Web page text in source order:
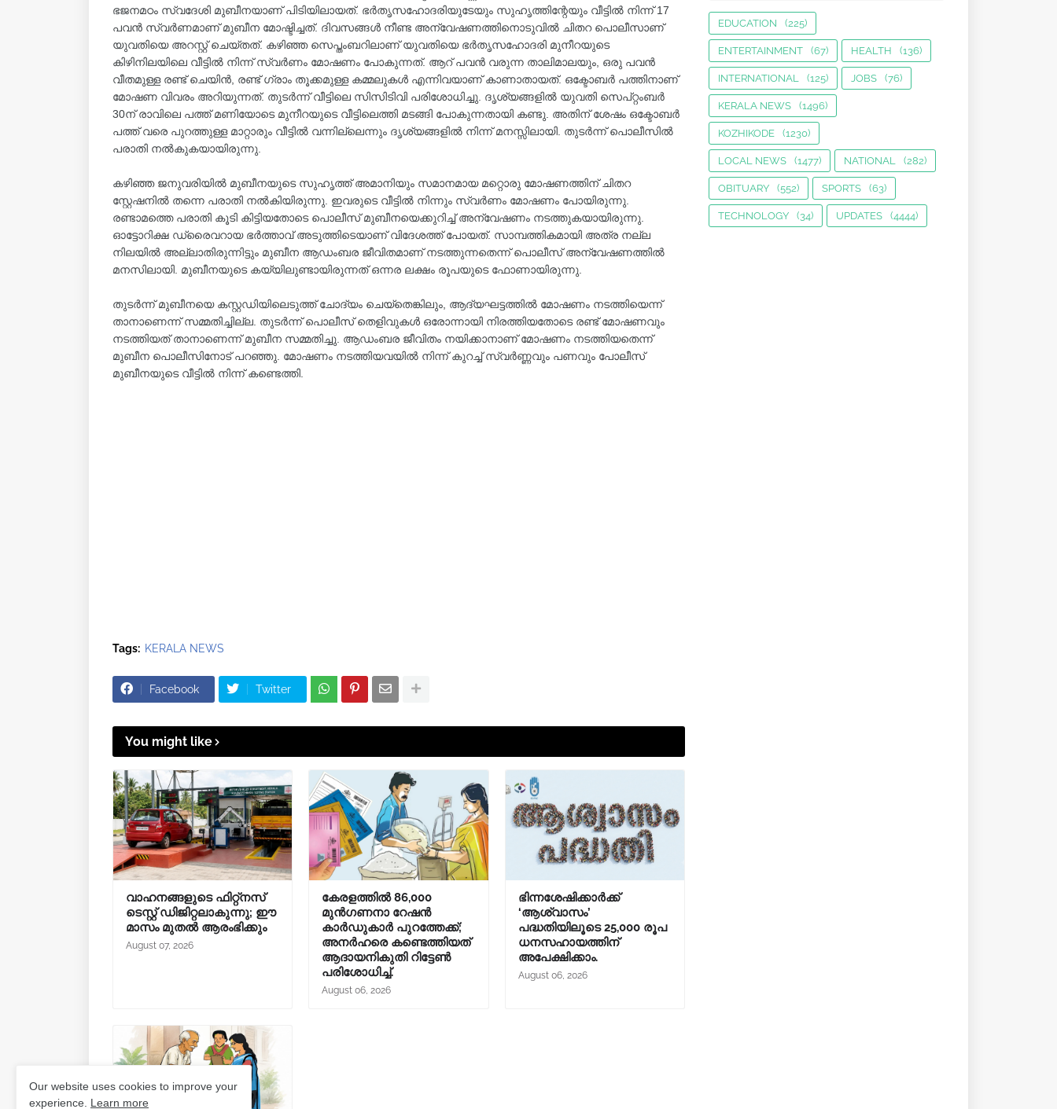
ഭജനമഠം സ്വദേശി മുബീനയാണ് പിടിയിലായത്. ഭർതൃസഹോദരിയുടേയും സുഹൃത്തിന്റേയും വീട്ടിൽ നിന്ന് 17
പവൻ സ്വർണമാണ് മുബീന മോഷ്ടിച്ചത്. ദിവസങ്ങൾ നീണ്ട അന്വേഷണത്തിനൊടുവിൽ ചിതറ പൊലീസാണ്
യുവതിയെ അറസ്റ്റ് ചെയ്തത്. കഴിഞ്ഞ സെപ്തംബറിലാണ് യുവതിയെ ഭർതൃസഹോദരി മുനീറയുടെ
കിഴിനിലയിലെ വീട്ടിൽ നിന്ന് സ്വർണം മോഷണം പോകുന്നത്. ആറ് പവൻ വരുന്ന താലിമാലയും, ഒരു പവൻ
വീതമുള്ള രണ്ട് ചെയിൻ, രണ്ട് ഗ്രാം തൂക്കമുള്ള കമ്മലുകൾ എന്നിവയാണ് കാണാതായത്. ഒക്ടോബര്‍ പത്തിനാണ്
മോഷണ വിവരം അറിയുന്നത്. തുടർന്ന് വീട്ടിലെ സിസിടിവി പരിശോധിച്ചു. ദൃശ്യങ്ങളിൽ യുവതി സെപ്റ്റംബർ
30ന് രാവിലെ പത്ത് മണിയോടെ മുനീറയുടെ വീട്ടിലെത്തി മടങ്ങി പോകുന്നതായി കണ്ടു. അതിന് ശേഷം ഒക്ടോബര്‍
പത്ത് വരെ പുറത്തുള്ള മാറ്റാരും വീട്ടിൽ വന്നില്ലെന്നും ദൃശ്യങ്ങളിൽ നിന്ന് മനസ്സിലായി. തുടർന്ന് പൊലീസിൽ
പരാതി നൽകുകയായിരുന്നു.
കഴിഞ്ഞ ജനുവരിയിൽ മുബീനയുടെ സുഹൃത്ത് അമാനിയും സമാനമായ മറ്റൊരു മോഷണത്തിന് ചിതറ
സ്റ്റേഷനിൽ തന്നെ പരാതി നൽകിയിരുന്നു. ഇവരുടെ വീട്ടിൽ നിന്നും സ്വർണം മോഷണം പോയിരുന്നു.
രണ്ടാമത്തെ പരാതി കൂടി കിട്ടിയതോടെ പൊലീസ് മുബീനയെക്കുറിച്ച് അന്വേഷണം നടത്തുകയായിരുന്നു.
ഓട്ടോറിക്ഷ ഡ്രൈവറായ ഭർത്താവ് അടുത്തിടെയാണ് വിദേശത്ത് പോയത്. സാമ്പത്തികമായി അത്ര നല്ല
നിലയിൽ അല്ലാതിരുന്നിട്ടും മുബീന ആഡംബര ജീവിതമാണ് നടത്തുന്നതെന്ന് പൊലീസ് അന്വേഷണത്തിൽ
മനസിലായി. മുബീനയുടെ കയ്യിലുണ്ടായിരുന്നത് ഒന്നര ലക്ഷം രൂപയുടെ ഫോണായിരുന്നു.
തുടര്‍ന്ന് മുബീനയെ കസ്റ്റഡിയിലെടുത്ത് ചോദ്യം ചെയ്തെങ്കിലും, ആദ്യഘട്ടത്തിൽ മോഷണം നടത്തിയെന്ന്
താനാണെന്ന് സമ്മതിച്ചില്ല. തുടർന്ന് പൊലീസ് തെളിവുകൾ ഒരോന്നായി നിരത്തിയതോടെ രണ്ട് മോഷണവും
നടത്തിയത് താനാണെന്ന് മുബീന സമ്മതിച്ചു. ആഡംബര ജീവിതം നയിക്കാനാണ് മോഷണം നടത്തിയതെന്ന്
മുബീന പൊലീസിനോട് പറഞ്ഞു. മോഷണം നടത്തിയവയിൽ നിന്ന് കുറച്ച് സ്വർണ്ണവും പണവും പോലീസ്
മുബീനയുടെ വീട്ടിൽ നിന്ന് കണ്ടെത്തി.
Tags: KERALA NEWS
Facebook Twitter
You might like
വാഹനങ്ങളുടെ ഫിറ്റ്‌നസ്
ടെസ്റ്റ് ഡിജിറ്റലാകുന്നു; ഈ
മാസം മുതൽ ആരംഭിക്കും
August 07, 2026
കേരളത്തിൽ 86,000
മുൻഗണനാ റേഷൻ
കാർഡുകാർ പുറത്തേക്ക്;
അനർഹരെ കണ്ടെത്തിയത്
ആദായനികുതി റിട്ടേൺ
പരിശോധിച്ച്.
August 06, 2026
ഭിന്നശേഷിക്കാർക്ക്
‘ആശ്വാസം’
പദ്ധതിയിലൂടെ 25,000 രൂപ
ധനസഹായത്തിന്
അപേക്ഷിക്കാം.
August 06, 2026
EDUCATION (225)
ENTERTAINMENT (67) HEALTH (136)
INTERNATIONAL (125) JOBS (76)
KERALA NEWS (1496)
KOZHIKODE (1230)
LOCAL NEWS (1477) NATIONAL (282)
OBITUARY (552) SPORTS (63)
TECHNOLOGY (34) UPDATES (4444)
Our website uses cookies to improve your
experience. Learn more